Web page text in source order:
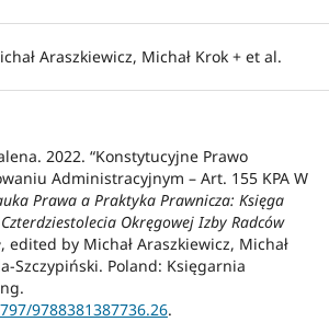
Araszkiewicz, Michał Krok + et al.
2022. “Konstytucyjne Prawo
Administracyjnym – Art. 155 KPA W
Prawa a Praktyka Prawnicza: Księga
Okręgowej Izby Radców
, edited by Michał Araszkiewicz, Michał
Szczypiński. Poland: Księgarnia
9788381387736.26.